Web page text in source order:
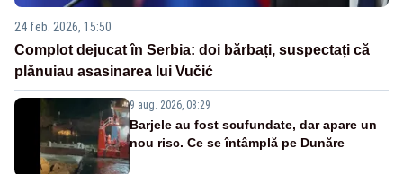
24 feb. 2026, 15:50
Complot dejucat în Serbia: doi bărbați, suspectați că
plănuiau asasinarea lui Vučić
9 aug. 2026, 08:29
Barjele au fost scufundate, dar apare un
nou risc. Ce se întâmplă pe Dunăre